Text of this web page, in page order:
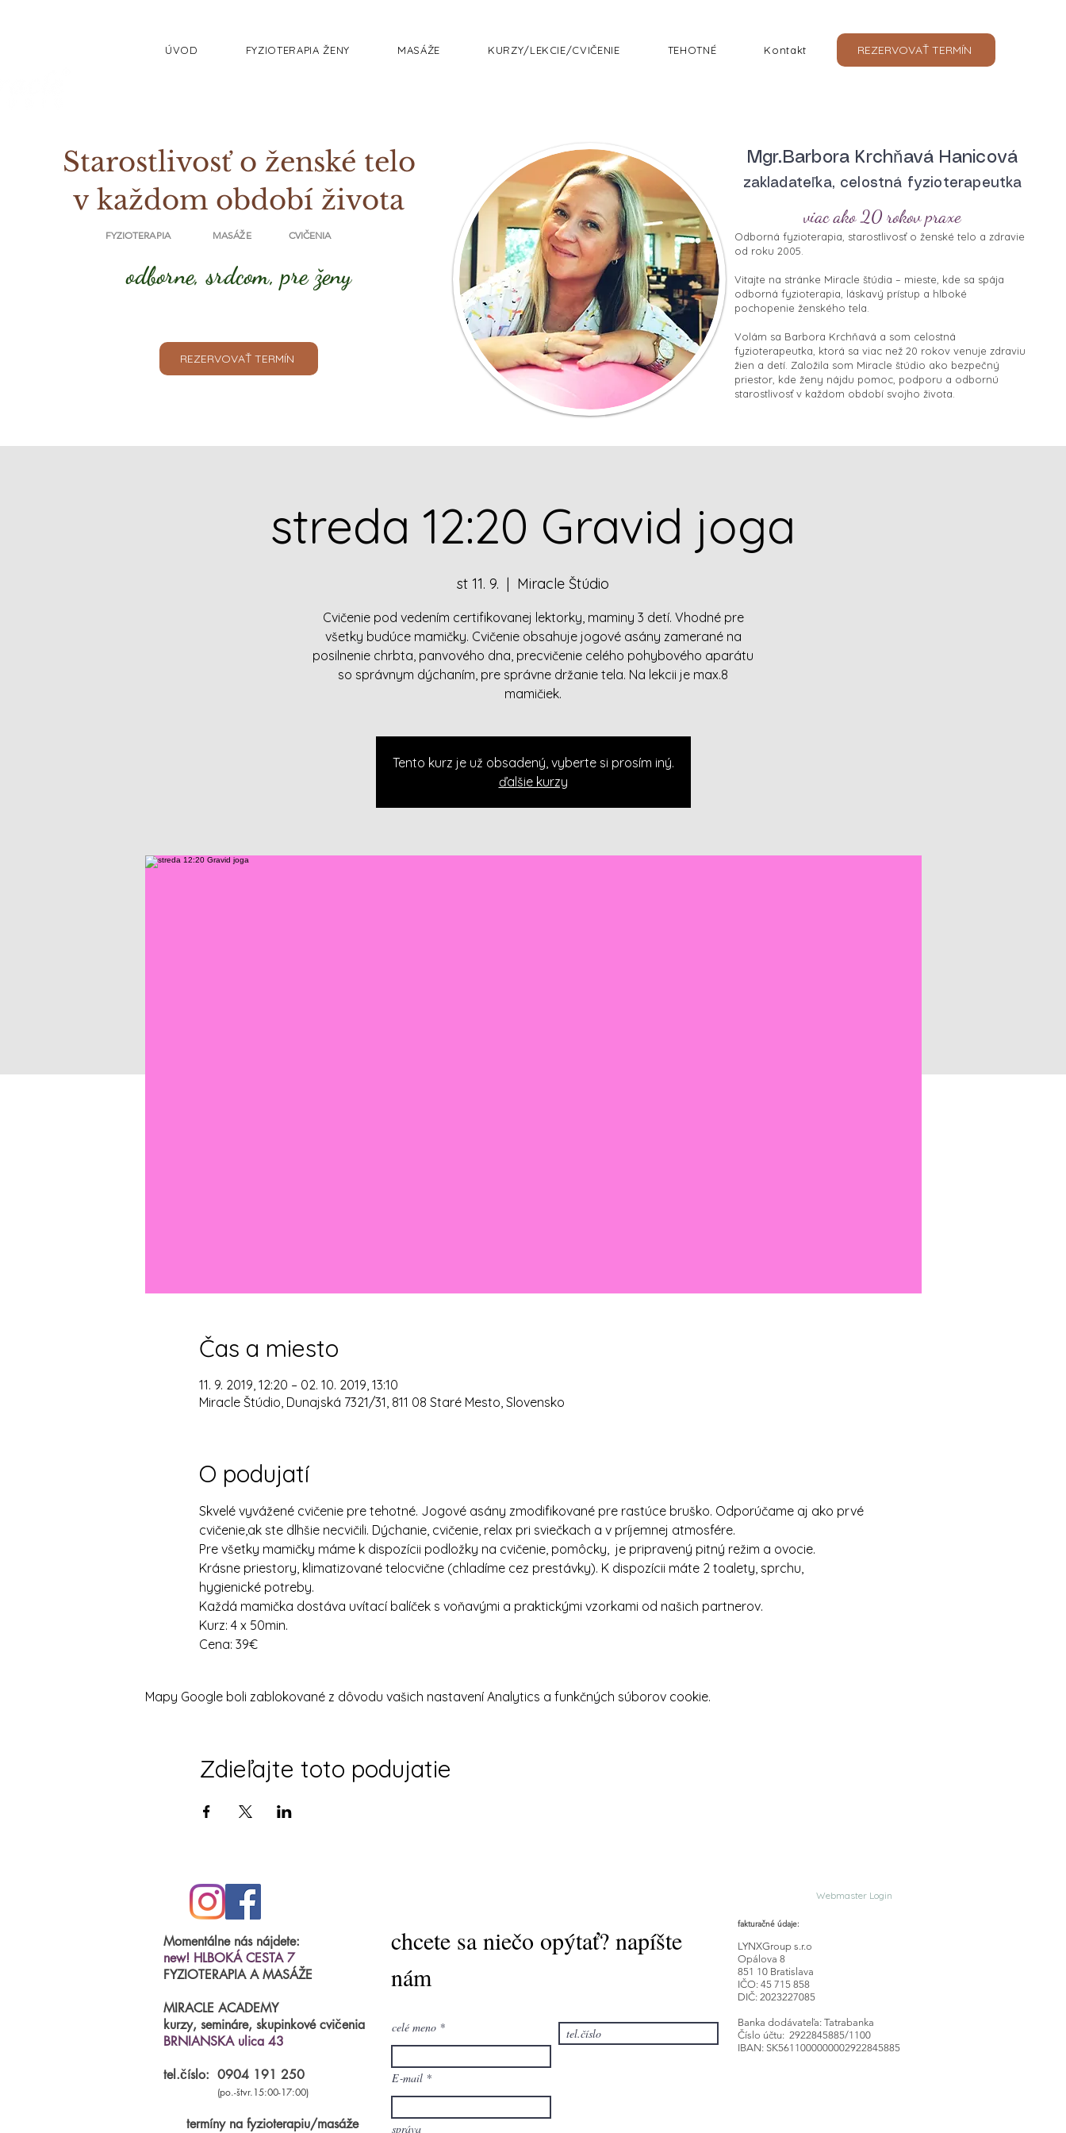
ÚVOD FYZIOTERAPIA ŽENY MASÁŽE KURZY/LEKCIE/CVIČENIE TEHOTNÉ Kontakt REZERVOVAŤ TERMÍN
Starostlivosť o ženské telo
v každom období života
FYZIOTERAPIA MASÁŽE CVIČENIA
odborne, srdcom, pre ženy
REZERVOVAŤ TERMÍN
Mgr.Barbora Krchňavá Hanicová
zakladateľka, celostná fyzioterapeutka
viac ako 20 rokov praxe
Odborná fyzioterapia, starostlivosť o ženské telo a zdravie
od roku 2005.
Vitajte na stránke Miracle štúdia – mieste, kde sa spája
odborná fyzioterapia, láskavý prístup a hlboké
pochopenie ženského tela.
Volám sa Barbora Krchňavá a som celostná
fyzioterapeutka, ktorá sa viac než 20 rokov venuje zdraviu
žien a detí. Založila som Miracle štúdio ako bezpečný
priestor, kde ženy nájdu pomoc, podporu a odbornú
starostlivosť v každom období svojho života.​
streda 12:20 Gravid joga
st 11. 9.
  |
Miracle Štúdio
Cvičenie pod vedením certifikovanej lektorky, maminy 3 detí. Vhodné pre
všetky budúce mamičky. Cvičenie obsahuje jogové asány zamerané na
posilnenie chrbta, panvového dna, precvičenie celého pohybového aparátu
so správnym dýchaním, pre správne držanie tela. Na lekcii je max.8
mamičiek.
Tento kurz je už obsadený, vyberte si prosím iný.
ďalšie kurzy
Čas a miesto
11. 9. 2019, 12:20 – 02. 10. 2019, 13:10
Miracle Štúdio, Dunajská 7321/31, 811 08 Staré Mesto, Slovensko
O podujatí
Skvelé vyvážené cvičenie pre tehotné. Jogové asány zmodifikované pre rastúce bruško. Odporúčame aj ako prvé
cvičenie,ak ste dlhšie necvičili. Dýchanie, cvičenie, relax pri sviečkach a v príjemnej atmosfére.
Pre všetky mamičky máme k dispozícii podložky na cvičenie, pomôcky,  je pripravený pitný režim a ovocie.
Krásne priestory, klimatizované telocvične (chladíme cez prestávky). K dispozícii máte 2 toalety, sprchu,
hygienické potreby.
Každá mamička dostáva uvítací balíček s voňavými a praktickými vzorkami od našich partnerov.
Kurz: 4 x 50min.
Cena: 39€
Mapy Google boli zablokované z dôvodu vašich nastavení Analytics a funkčných súborov cookie.
Zdieľajte toto podujatie
Momentálne nás nájdete:
new! HLBOKÁ CESTA 7
FYZIOTERAPIA A MASÁŽE
MIRACLE ACADEMY
kurzy, semináre, skupinkové cvičenia
BRNIANSKA ulica 43
tel.číslo: 0904 191 250
(po.-štvr.15:00-17:00)
termíny na fyzioterapiu/masáže
chcete sa niečo opýtať? napíšte
nám
celé meno
E‑mail
správa
Webmaster Login
fakturačné údaje:
LYNXGroup s.r.o
Opálova 8
851 10 Bratislava
IČO: 45 715 858
DIČ: 2023227085
Banka dodávateľa: Tatrabanka
Číslo účtu: 2922845885/1100
IBAN: SK5611000000002922845885